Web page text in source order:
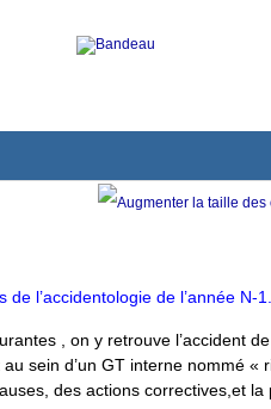
l’accidentologie de l’année N-1.
, on y retrouve l’accident
sein d’un GT interne nommé «
des actions correctives,et la